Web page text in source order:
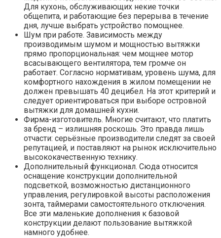
Для кухонь, обслуживающих некие точки
общепита, и работающие без перерыва в течение
дня, лучше выбрать устройство помощнее.
Шум при работе. Зависимость между
производимым шумом и мощностью вытяжки
прямо пропорциональная: чем мощнее мотор
всасывающего вентилятора, тем громче он
работает. Согласно нормативам, уровень шума, для
комфортного нахождения в жилом помещении не
должен превышать 40 децибел. На этот критерий и
следует ориентироваться при выборе островной
вытяжки для домашней кухни.
Фирма-изготовитель. Многие считают, что платить
за бренд – излишняя роскошь. Это правда лишь
отчасти: серьёзные производители следят за своей
репутацией, и поставляют на рынок исключительно
высококачественную технику.
Дополнительный функционал. Сюда относится
оснащение конструкции дополнительной
подсветкой, возможностью дистанционного
управления, регулировкой высоты расположения
зонта, таймерами самостоятельного отключения.
Все эти маленькие дополнения к базовой
конструкции делают пользование вытяжкой
намного удобнее.